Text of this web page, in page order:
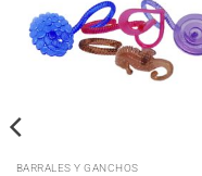
BARRALES Y GANCHOS